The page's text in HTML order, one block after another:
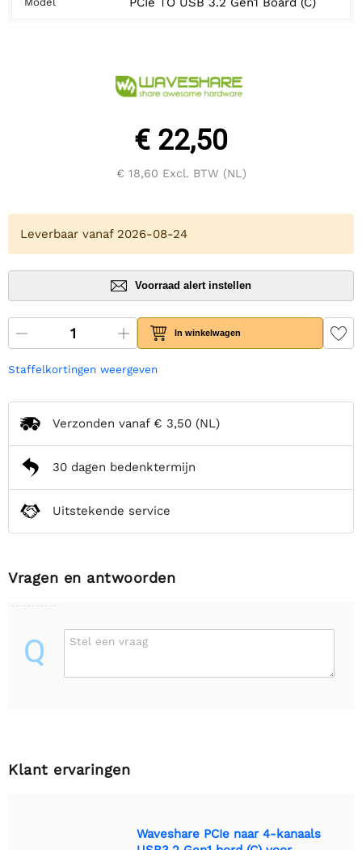
€ 22,50
€ 18,60 Excl. BTW (NL)
Leverbaar vanaf 2026-08-24
Voorraad alert instellen
In winkelwagen
Staffelkortingen weergeven
Verzonden vanaf € 3,50 (NL)
30 dagen bedenktermijn
Uitstekende service
Vragen en antwoorden
Q Stel een vraag
Klant ervaringen
Waveshare PCIe naar 4-kanaals